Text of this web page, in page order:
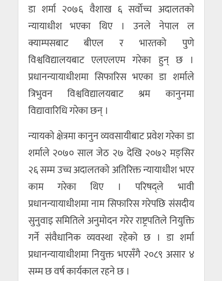
डा शर्मा २०७६ वैशाख ६ सर्वोच्च अदालतको
न्यायाधीश भएका थिए । उनले नेपाल ल
क्याम्पसबाट बीएल र भारतको पुणे
विश्वविद्यालयबाट एलएलएम गरेका हुन् छ ।
प्रधानन्यायाधीशमा सिफारिस भएका डा शर्माले
त्रिभुवन विश्वविद्यालयबाट श्रम कानुनमा
विद्यावारिधि गरेका छन् ।
न्यायको क्षेत्रमा कानुन व्यवसायीबाट प्रवेश गरेका डा
शर्माले २०७० साल जेठ २७ देखि २०७२ मङ्सिर
२६ सम्म उच्च अदालतको अतिरिक्त न्यायाधीश भएर
काम गरेका थिए । परिषद्ले भावी
प्रधानन्यायाधीशमा नाम सिफारिस गरेपछि संसदीय
सुनुवाइ समितिले अनुमोदन गरेर राष्ट्रपतिले नियुक्ति
गर्ने संवैधानिक व्यवस्था रहेको छ । डा शर्मा
प्रधानन्यायाधीशमा नियुक्त भएसँगै २०८९ असार ४
सम्म छ वर्ष कार्यकाल रहने छ ।